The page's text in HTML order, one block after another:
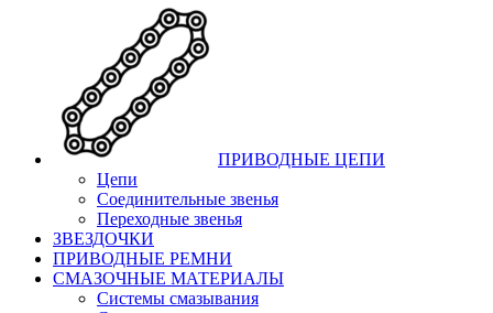
ПРИВОДНЫЕ ЦЕПИ
Цепи
Соединительные звенья
Переходные звенья
ЗВЕЗДОЧКИ
ПРИВОДНЫЕ РЕМНИ
СМАЗОЧНЫЕ МАТЕРИАЛЫ
Системы смазывания